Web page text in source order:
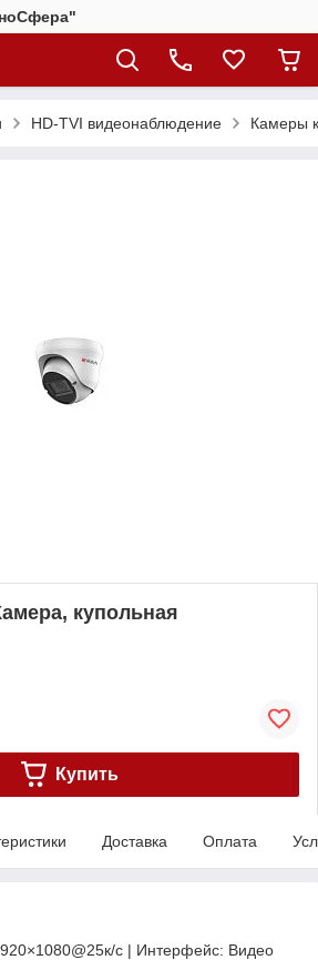
HD-TVI видеонаблюдение Камеры
купольная
Купить
Доставка Оплата
с | Интерфейс: Видео